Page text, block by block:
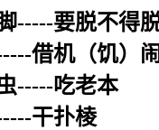
-----要脱不得
借机（饥）
-----吃老本
干扑棱